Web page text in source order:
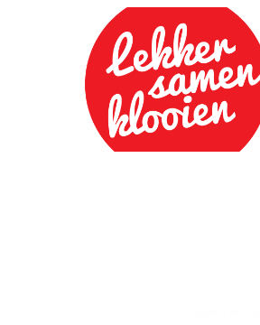
LEKKER SAMEN
KLOOIEN